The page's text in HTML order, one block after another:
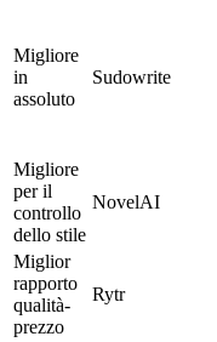
Migliore
in
assoluto
Sudowrite
Migliore
per il
controllo
dello stile
NovelAI
Miglior
rapporto
qualità-
prezzo
Rytr